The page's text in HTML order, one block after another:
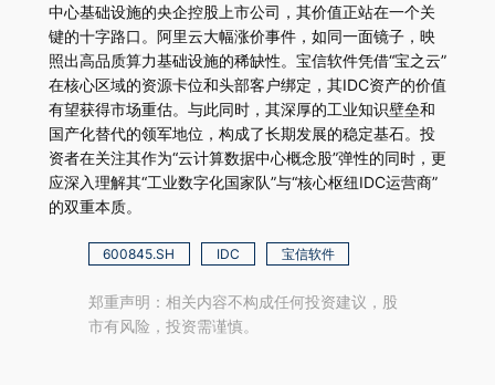
中心基础设施的央企控股上市公司，其价值正站在一个关
键的十字路口。阿里云大幅涨价事件，如同一面镜子，映
照出高品质算力基础设施的稀缺性。宝信软件凭借“宝之云”
在核心区域的资源卡位和头部客户绑定，其IDC资产的价值
有望获得市场重估。与此同时，其深厚的工业知识壁垒和
国产化替代的领军地位，构成了长期发展的稳定基石。投
资者在关注其作为“云计算数据中心概念股”弹性的同时，更
应深入理解其“工业数字化国家队”与“核心枢纽IDC运营商”
的双重本质。
600845.SH IDC 宝信软件
郑重声明：相关内容不构成任何投资建议，股
市有风险，投资需谨慎。